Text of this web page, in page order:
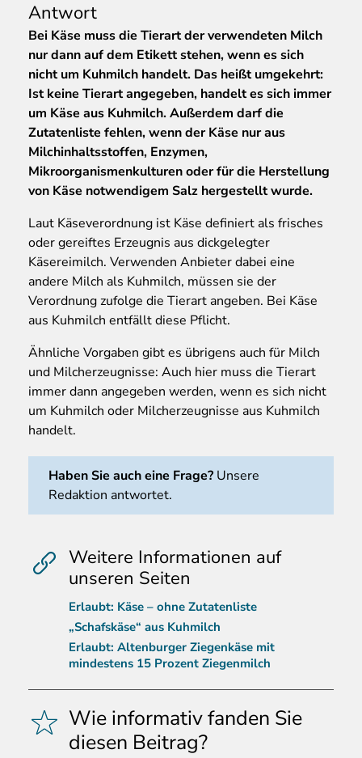
Antwort
Bei Käse muss die Tierart der verwendeten Milch
nur dann auf dem Etikett stehen, wenn es sich
nicht um Kuhmilch handelt. Das heißt umgekehrt:
Ist keine Tierart angegeben, handelt es sich immer
um Käse aus Kuhmilch. Außerdem darf die
Zutatenliste fehlen, wenn der Käse nur aus
Milchinhaltsstoffen, Enzymen,
Mikroorganismenkulturen oder für die Herstellung
von Käse notwendigem Salz hergestellt wurde.
Laut Käseverordnung ist Käse definiert als frisches
oder gereiftes Erzeugnis aus dickgelegter
Käsereimilch. Verwenden Anbieter dabei eine
andere Milch als Kuhmilch, müssen sie der
Verordnung zufolge die Tierart angeben. Bei Käse
aus Kuhmilch entfällt diese Pflicht.
Ähnliche Vorgaben gibt es übrigens auch für Milch
und Milcherzeugnisse: Auch hier muss die Tierart
immer dann angegeben werden, wenn es sich nicht
um Kuhmilch oder Milcherzeugnisse aus Kuhmilch
handelt.
Haben Sie auch eine Frage? Unsere
Redaktion antwortet.
Weitere Informationen auf
unseren Seiten
Erlaubt: Käse – ohne Zutatenliste
„Schafskäse“ aus Kuhmilch
Erlaubt: Altenburger Ziegenkäse mit
mindestens 15 Prozent Ziegenmilch
Wie informativ fanden Sie
diesen Beitrag?